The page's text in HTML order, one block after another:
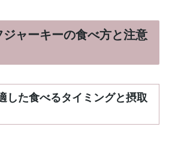
ャーキーの食べ方と注意
した食べるタイミングと摂取